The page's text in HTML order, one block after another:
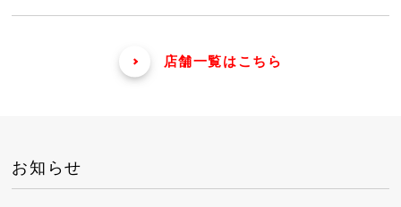
店舗一覧はこちら
お知らせ